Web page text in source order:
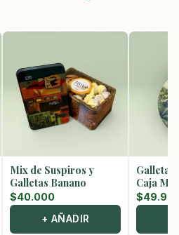
Mix de Suspiros y
Galletas Banano
$40.000
+ AÑADIR
Galletas
Caja
$